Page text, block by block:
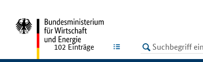
LISTE
102 Einträge